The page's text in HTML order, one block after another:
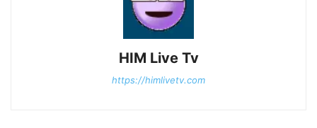
HIM Live Tv
https://himlivetv.com